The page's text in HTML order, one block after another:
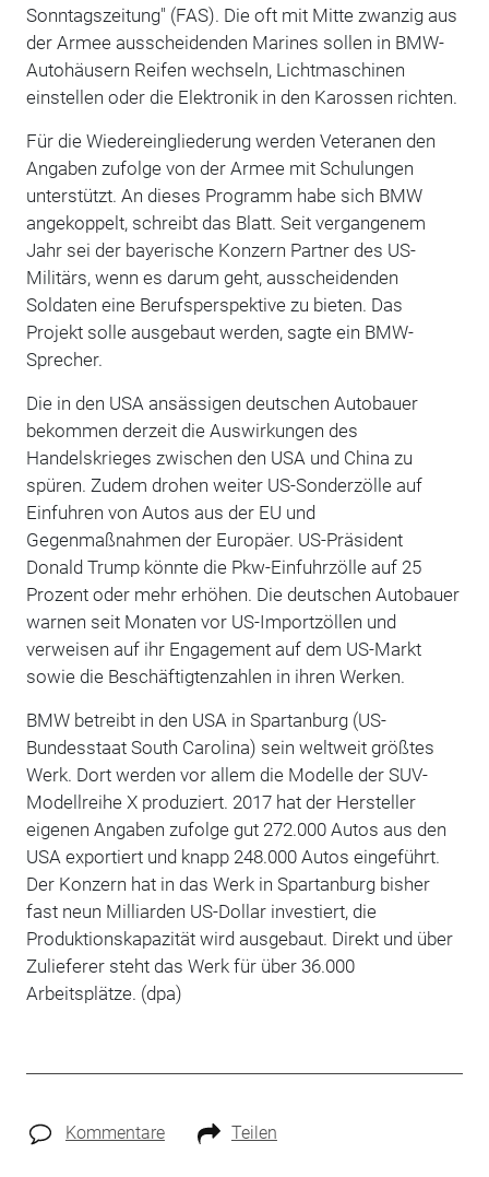
Sonntagszeitung" (FAS). Die oft mit Mitte zwanzig aus
der Armee ausscheidenden Marines sollen in BMW-
Autohäusern Reifen wechseln, Lichtmaschinen
einstellen oder die Elektronik in den Karossen richten.
Für die Wiedereingliederung werden Veteranen den
Angaben zufolge von der Armee mit Schulungen
unterstützt. An dieses Programm habe sich BMW
angekoppelt, schreibt das Blatt. Seit vergangenem
Jahr sei der bayerische Konzern Partner des US-
Militärs, wenn es darum geht, ausscheidenden
Soldaten eine Berufsperspektive zu bieten. Das
Projekt solle ausgebaut werden, sagte ein BMW-
Sprecher.
Die in den USA ansässigen deutschen Autobauer
bekommen derzeit die Auswirkungen des
Handelskrieges zwischen den USA und China zu
spüren. Zudem drohen weiter US-Sonderzölle auf
Einfuhren von Autos aus der EU und
Gegenmaßnahmen der Europäer. US-Präsident
Donald Trump könnte die Pkw-Einfuhrzölle auf 25
Prozent oder mehr erhöhen. Die deutschen Autobauer
warnen seit Monaten vor US-Importzöllen und
verweisen auf ihr Engagement auf dem US-Markt
sowie die Beschäftigtenzahlen in ihren Werken.
BMW betreibt in den USA in Spartanburg (US-
Bundesstaat South Carolina) sein weltweit größtes
Werk. Dort werden vor allem die Modelle der SUV-
Modellreihe X produziert. 2017 hat der Hersteller
eigenen Angaben zufolge gut 272.000 Autos aus den
USA exportiert und knapp 248.000 Autos eingeführt.
Der Konzern hat in das Werk in Spartanburg bisher
fast neun Milliarden US-Dollar investiert, die
Produktionskapazität wird ausgebaut. Direkt und über
Zulieferer steht das Werk für über 36.000
Arbeitsplätze. (dpa)
Kommentare Teilen